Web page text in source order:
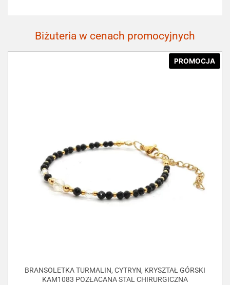
Biżuteria w cenach promocyjnych
PROMOCJA
BRANSOLETKA TURMALIN, CYTRYN, KRYSZTAŁ GÓRSKI
KAM1083 POZŁACANA STAL CHIRURGICZNA